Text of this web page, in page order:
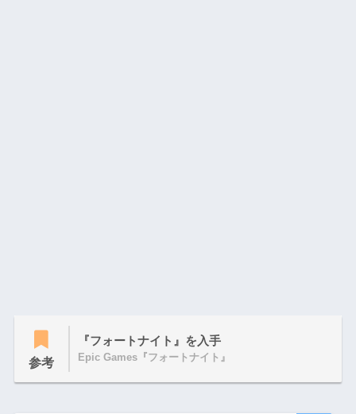
参考
『フォートナイト』を入手
Epic Games『フォートナイト』